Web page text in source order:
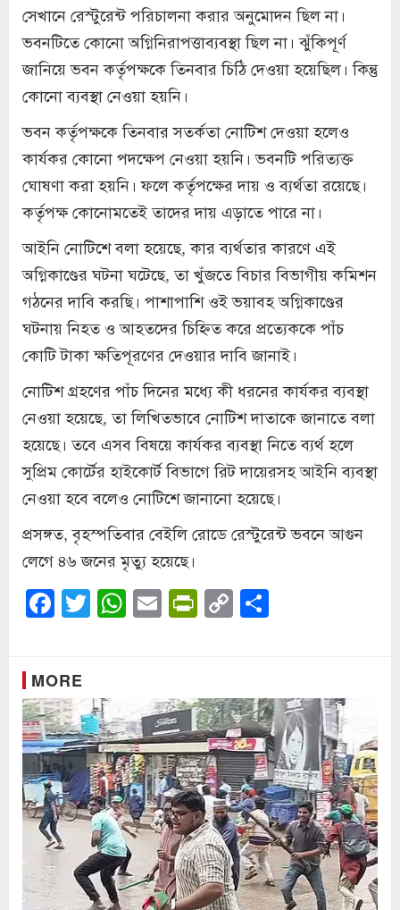
সেখানে রেস্টুরেন্ট পরিচালনা করার অনুমোদন ছিল না।
ভবনটিতে কোনো অগ্নিনিরাপত্তাব্যবস্থা ছিল না। ঝুঁকিপূর্ণ
জানিয়ে ভবন কর্তৃপক্ষকে তিনবার চিঠি দেওয়া হয়েছিল। কিন্তু
কোনো ব্যবস্থা নেওয়া হয়নি।
ভবন কর্তৃপক্ষকে তিনবার সতর্কতা নোটিশ দেওয়া হলেও
কার্যকর কোনো পদক্ষেপ নেওয়া হয়নি। ভবনটি পরিত্যক্ত
ঘোষণা করা হয়নি। ফলে কর্তৃপক্ষের দায় ও ব্যর্থতা রয়েছে।
কর্তৃপক্ষ কোনোমতেই তাদের দায় এড়াতে পারে না।
আইনি নোটিশে বলা হয়েছে, কার ব্যর্থতার কারণে এই
অগ্নিকাণ্ডের ঘটনা ঘটেছে, তা খুঁজতে বিচার বিভাগীয় কমিশন
গঠনের দাবি করছি। পাশাপাশি ওই ভয়াবহ অগ্নিকাণ্ডের
ঘটনায় নিহত ও আহতদের চিহ্নিত করে প্রত্যেককে পাঁচ
কোটি টাকা ক্ষতিপূরণের দেওয়ার দাবি জানাই।
নোটিশ গ্রহণের পাঁচ দিনের মধ্যে কী ধরনের কার্যকর ব্যবস্থা
নেওয়া হয়েছে, তা লিখিতভাবে নোটিশ দাতাকে জানাতে বলা
হয়েছে। তবে এসব বিষয়ে কার্যকর ব্যবস্থা নিতে ব্যর্থ হলে
সুপ্রিম কোর্টের হাইকোর্ট বিভাগে রিট দায়েরসহ আইনি ব্যবস্থা
নেওয়া হবে বলেও নোটিশে জানানো হয়েছে।
প্রসঙ্গত, বৃহস্পতিবার বেইলি রোডে রেস্টুরেন্ট ভবনে আগুন
লেগে ৪৬ জনের মৃত্যু হয়েছে।
Facebook
Twitter
WhatsApp
EmailPrintFriendly
Copy
Link
MORE